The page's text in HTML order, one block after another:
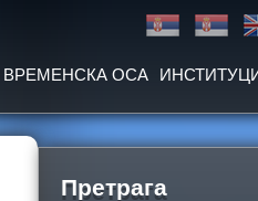
ВРЕМЕНСКА ОСА
Претрага